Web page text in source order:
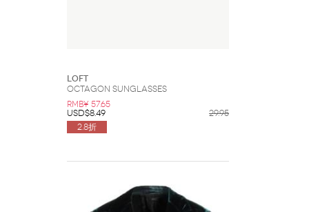
LOFT
Octagon Sunglasses
RMB¥ 57.65
USD$8.49
29.95
2.8折